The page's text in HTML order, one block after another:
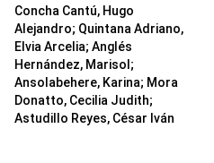
Concha Cantú, Hugo
Alejandro; Quintana Adriano,
Elvia Arcelia; Anglés
Hernández, Marisol ;
Ansolabehere, Karina; Mora
Donatto, Cecilia Judith;
Astudillo Reyes, César Iván